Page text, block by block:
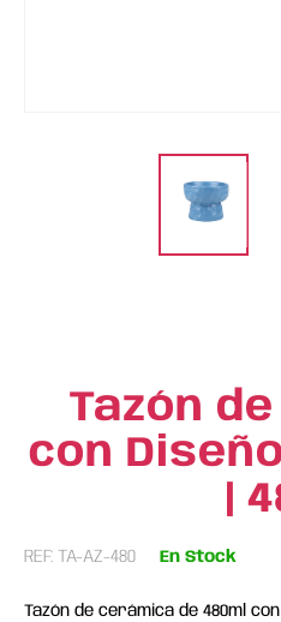
Tazón
con
|
REF: TA-AZ-480 En Stock
Tazón de cerámica de 480ml